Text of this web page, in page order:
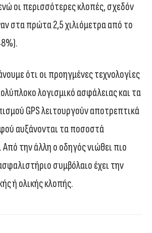
οι περισσότερες κλοπές, σχεδόν
στα πρώτα 2,5 χιλιόμετρα από το
ότι οι προηγμένες τεχνολογίες
λογισμικό ασφάλειας και τα
GPS λειτουργούν αποτρεπτικά
αυξάνονται τα ποσοστά
την άλλη ο οδηγός νιώθει πιο
συμβόλαιο έχει την
ή ολικής κλοπής.